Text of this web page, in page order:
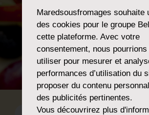
Maredsousfromages souhaite
des cookies pour le groupe
cette plateforme. Avec votre
consentement, nous pourrions
utiliser pour mesurer et
performances d’utilisation du
proposer du contenu
des publicités pertinentes.
Vous découvrirez plus